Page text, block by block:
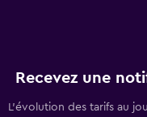
Recevez une
L’évolution des tarifs au